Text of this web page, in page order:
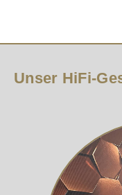
Unser HiFi-